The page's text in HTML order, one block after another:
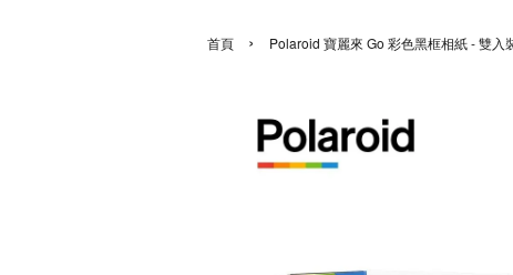
首頁 › Polaroid 寶麗來 Go 彩色黑框相紙 - 雙